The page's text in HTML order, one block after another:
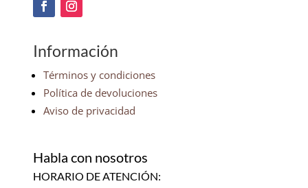
Información
Términos y condiciones
Política de devoluciones
Aviso de privacidad
Habla con nosotros
HORARIO DE ATENCIÓN: